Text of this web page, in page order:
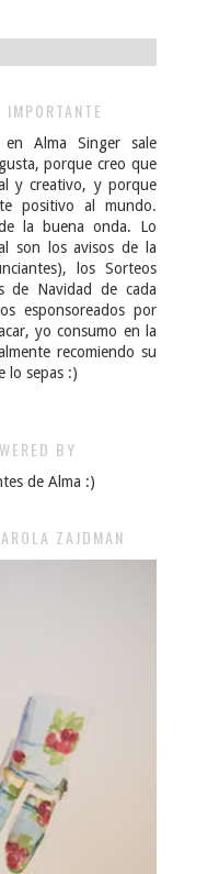
Alma Singer sale
porque creo que
y creativo, y porque
positivo al mundo.
la buena onda. Lo
son los avisos de la
los Sorteos
de Navidad de cada
esponsoreados por
yo consumo en la
recomiendo su
lo sepas :)
BY
de Alma :)
ZAJDMAN